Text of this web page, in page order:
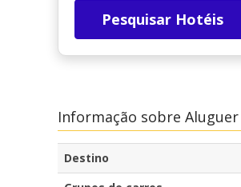
Pesquisar Hotéis
Informação sobre
Destino